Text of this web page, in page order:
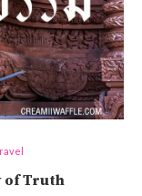
of Truth